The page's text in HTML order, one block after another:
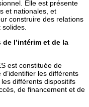
Elle est présente
et nationales, et
construire des relations
solides.
de l’intérim et de la
est constituée de
les différents
les différents dispositifs
de financement et de